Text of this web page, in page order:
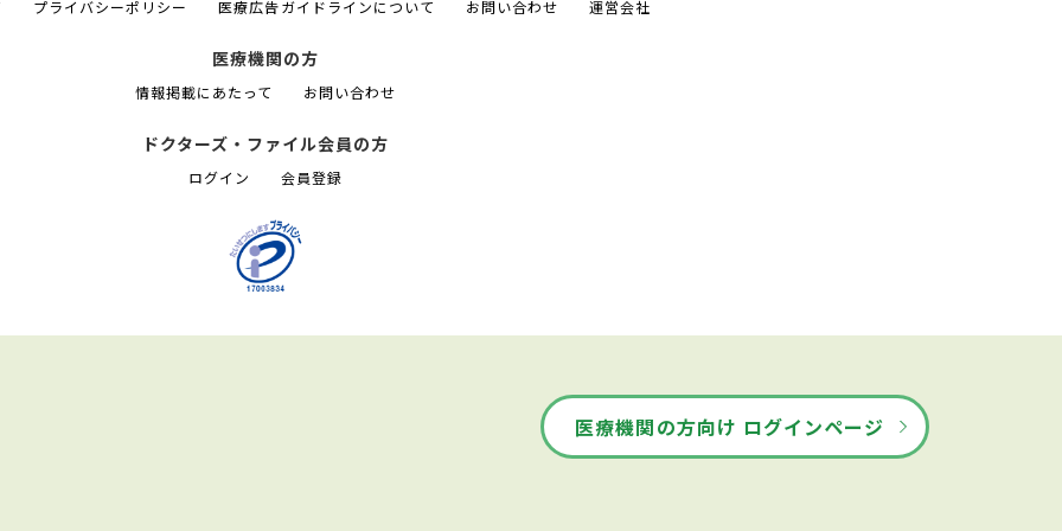
プライバシーポリシー 医療広告ガイドラインについて お問い合わせ 運営会社
医療機関の方
情報掲載にあたって お問い合わせ
ドクターズ・ファイル会員の方
ログイン 会員登録
医療機関の方向け ログインページ